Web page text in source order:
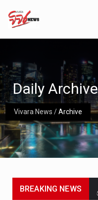
Vivara News /Archive
Daily
BREAKING NEWS